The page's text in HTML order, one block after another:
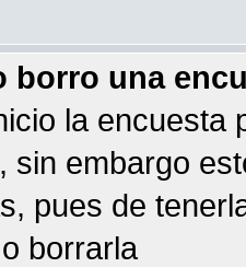
borro una
la encuesta
sin embargo
pues de
borrarla